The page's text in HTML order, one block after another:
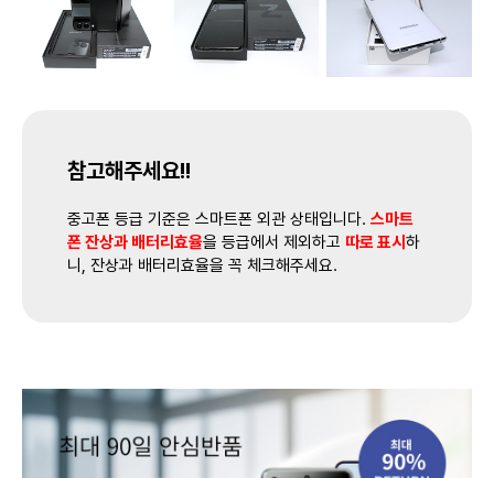
참고해주세요!!
중고폰 등급 기준은 스마트폰 외관 상태입니다. 스마트
폰 잔상과 배터리효율을 등급에서 제외하고 따로 표시 하
니, 잔상과 배터리효율을 꼭 체크해주세요.